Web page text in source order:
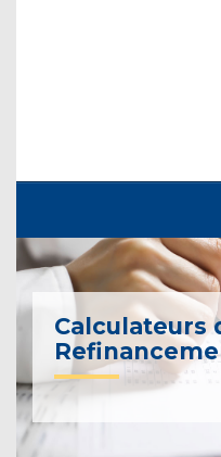
Calculateurs